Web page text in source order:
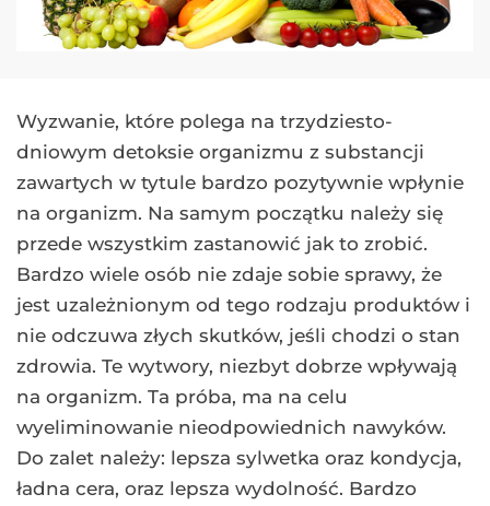
Wyzwanie, które polega na trzydziesto-
dniowym detoksie organizmu z substancji
zawartych w tytule bardzo pozytywnie wpłynie
na organizm. Na samym początku należy się
przede wszystkim zastanowić jak to zrobić.
Bardzo wiele osób nie zdaje sobie sprawy, że
jest uzależnionym od tego rodzaju produktów i
nie odczuwa złych skutków, jeśli chodzi o stan
zdrowia. Te wytwory, niezbyt dobrze wpływają
na organizm. Ta próba, ma na celu
wyeliminowanie nieodpowiednich nawyków.
Do zalet należy: lepsza sylwetka oraz kondycja,
ładna cera, oraz lepsza wydolność. Bardzo